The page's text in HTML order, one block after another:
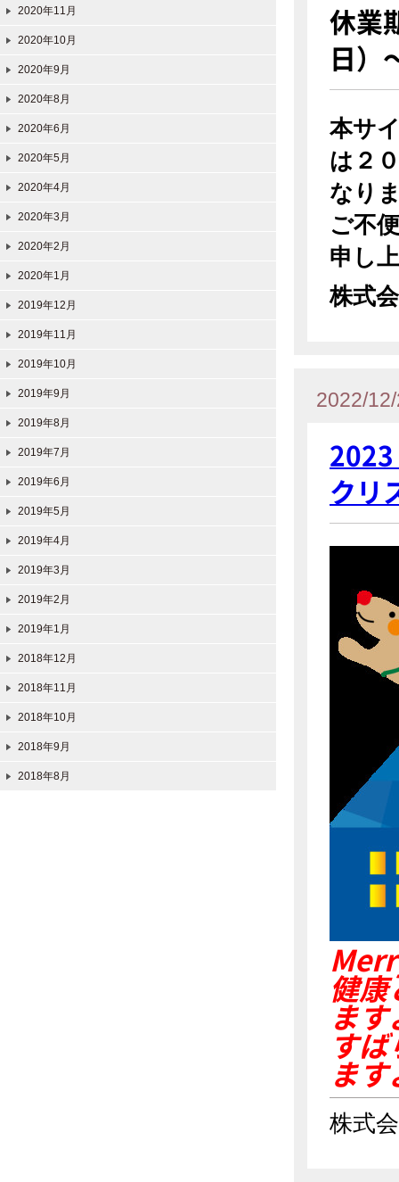
休業
日）
本サ
は２
なり
ご不
申し
株式
2022/
クリ
健
ま
す
ま
株式
2020年11月
2020年10月
2020年9月
2020年8月
2020年6月
2020年5月
2020年4月
2020年3月
2020年2月
2020年1月
2019年12月
2019年11月
2019年10月
2019年9月
2019年8月
2019年7月
2019年6月
2019年5月
2019年4月
2019年3月
2019年2月
2019年1月
2018年12月
2018年11月
2018年10月
2018年9月
2018年8月